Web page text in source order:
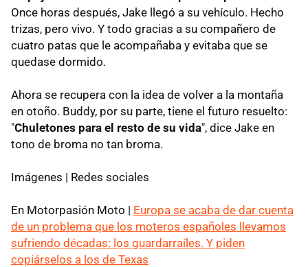
Once horas después, Jake llegó a su vehículo. Hecho
trizas, pero vivo. Y todo gracias a su compañero de
cuatro patas que le acompañaba y evitaba que se
quedase dormido.
Ahora se recupera con la idea de volver a la montaña
en otoño. Buddy, por su parte, tiene el futuro resuelto:
"Chuletones para el resto de su vida", dice Jake en
tono de broma no tan broma.
Imágenes | Redes sociales
En Motorpasión Moto | Europa se acaba de dar cuenta
de un problema que los moteros españoles llevamos
sufriendo décadas: los guardarraíles. Y piden
copiárselos a los de Texas